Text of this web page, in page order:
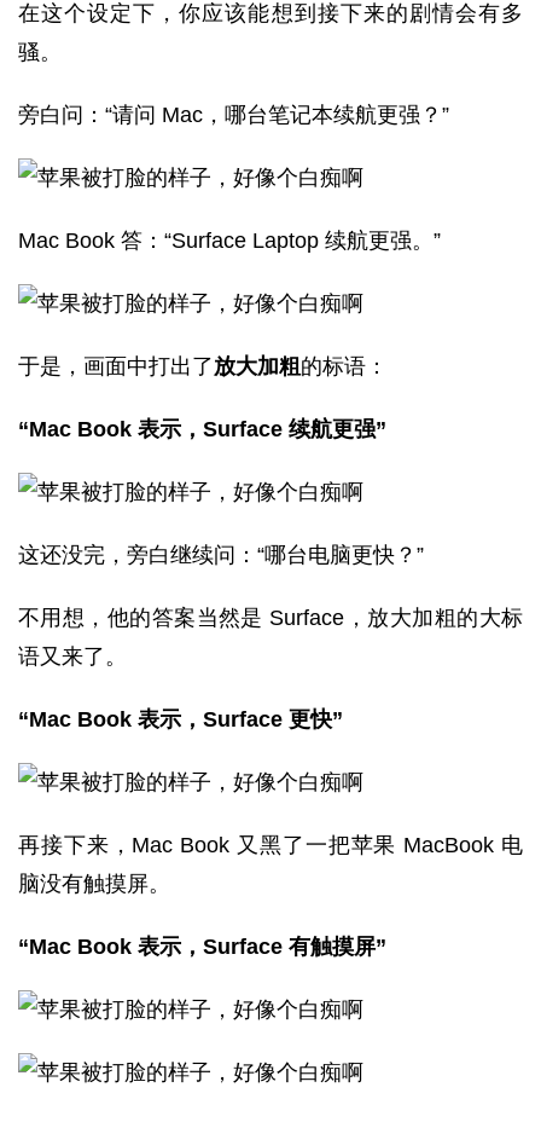
在这个设定下，你应该能想到接下来的剧情会有多
骚。
旁白问：“请问 Mac，哪台笔记本续航更强？”
Mac Book 答：“Surface Laptop 续航更强。”
于是，画面中打出了放大加粗 的标语：
“Mac Book 表示，Surface 续航更强”
这还没完，旁白继续问：“哪台电脑更快？”
不用想，他的答案当然是 Surface，放大加粗的大标
语又来了。
“Mac Book 表示，Surface 更快”
再接下来，Mac Book 又黑了一把苹果 MacBook 电
脑没有触摸屏。
“Mac Book 表示，Surface 有触摸屏”